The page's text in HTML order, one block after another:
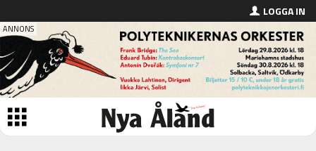
LOGGA IN